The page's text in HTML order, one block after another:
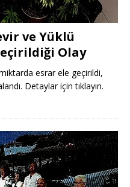
ve Yüklü
Olay
esrar ele geçirildi,
Detaylar için tıklayın.